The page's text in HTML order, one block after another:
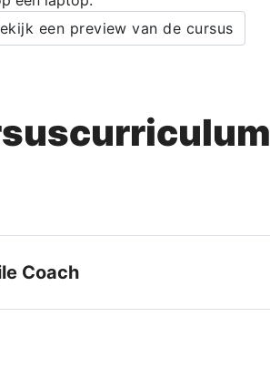
een preview van de cursus
Coach